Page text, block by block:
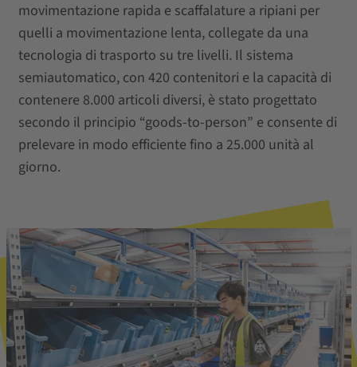
movimentazione rapida e scaffalature a ripiani per
quelli a movimentazione lenta, collegate da una
tecnologia di trasporto su tre livelli. Il sistema
semiautomatico, con 420 contenitori e la capacità di
contenere 8.000 articoli diversi, è stato progettato
secondo il principio “goods-to-person” e consente di
prelevare in modo efficiente fino a 25.000 unità al
giorno.